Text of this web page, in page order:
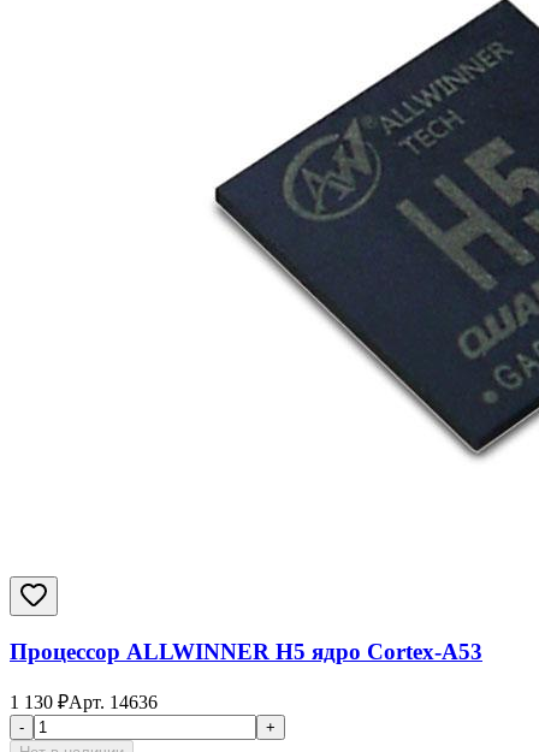
Процессор ALLWINNER H5 ядро Cortex-A53
1 130 ₽Арт. 14636
-
+